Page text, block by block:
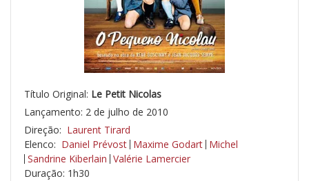
Título Original: Le Petit Nicolas
Lançamento: 2 de julho de 2010
Direção: Laurent Tirard
Elenco: Daniel Prévost Maxime Godart Michel
Sandrine Kiberlain Valérie Lamercier
Duração: 1h30